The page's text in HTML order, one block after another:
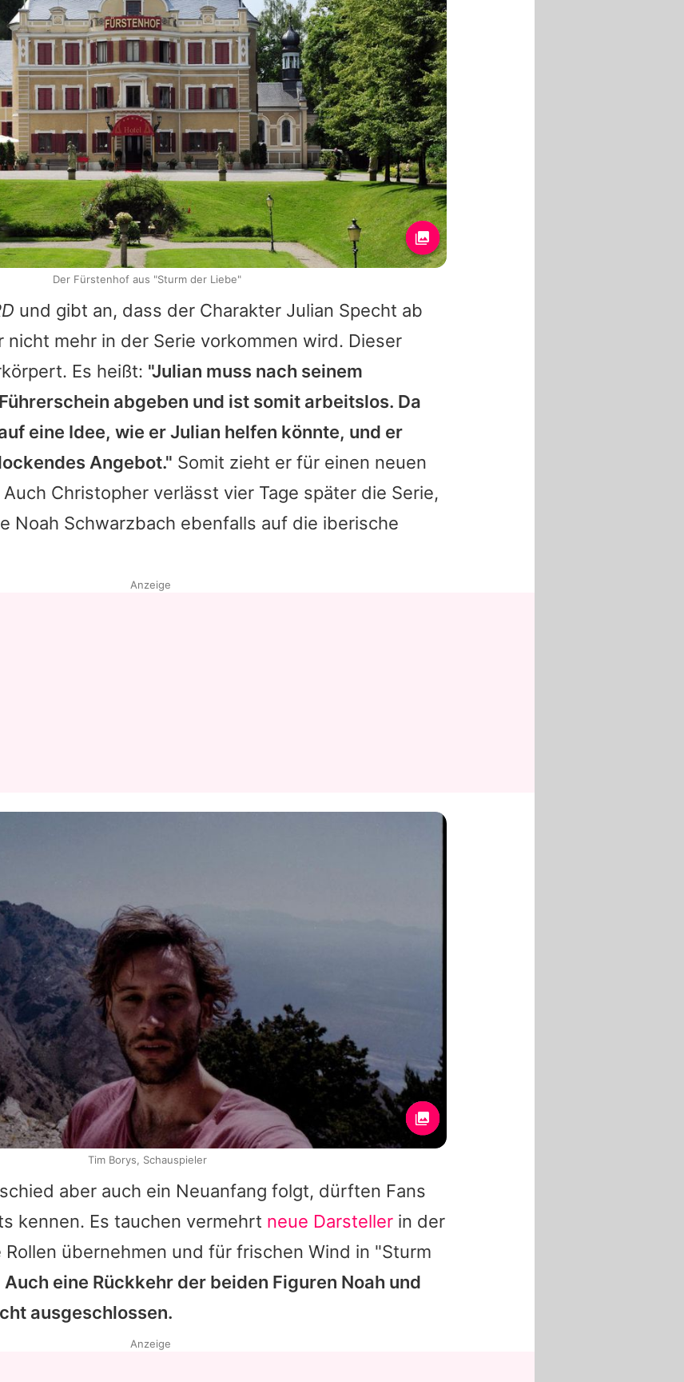
und gibt an, dass der Charakter Julian Specht ab
nicht mehr in der Serie vorkommen wird. Dieser
Es heißt: "Julian muss nach seinem
abgeben und ist somit arbeitslos. Da
eine Idee, wie er Julian helfen könnte, und er
Angebot." Somit zieht er für einen neuen
Christopher verlässt vier Tage später die Serie,
Noah Schwarzbach ebenfalls auf die iberische
aber auch ein Neuanfang folgt, dürften Fans
kennen. Es tauchen vermehrt neue Darsteller in der
Rollen übernehmen und für frischen Wind in "Sturm
Auch eine Rückkehr der beiden Figuren Noah und
ausgeschlossen.
Der Fürstenhof aus "Sturm der Liebe"
Anzeige
Tim Borys, Schauspieler
Anzeige